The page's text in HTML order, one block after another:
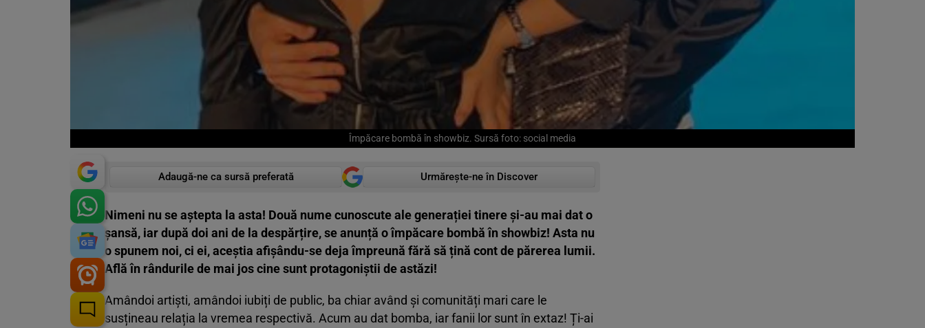
Împăcare bombă în showbiz. Sursă foto: social media
Adaugă-ne ca sursă preferată Urmărește-ne în Discover
Nimeni nu se aștepta la asta! Două nume cunoscute ale generației tinere și-au mai dat o
șansă, iar după doi ani de la despărțire, se anunță o împăcare bombă în showbiz! Asta nu
o spunem noi, ci ei, aceștia afișându-se deja împreună fără să țină cont de părerea lumii.
Află în rândurile de mai jos cine sunt protagoniștii de astăzi!
Amândoi artiști, amândoi iubiți de public, ba chiar având și comunități mari care le
susțineau relația la vremea respectivă. Acum au dat bomba, iar fanii lor sunt în extaz! Ți-ai